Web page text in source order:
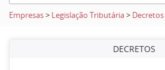
Empresas> Legislação Tributária> Decretos
DECRETOS